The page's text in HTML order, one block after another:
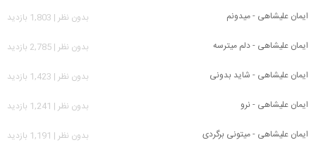
ایمان علیشاهی - میدونم
بدون نظر | 1,803 بازدید
ایمان علیشاهی - دلم میترسه
بدون نظر | 2,785 بازدید
ایمان علیشاهی - شاید بدونی
بدون نظر | 1,423 بازدید
ایمان علیشاهی - نرو
بدون نظر | 1,241 بازدید
ایمان علیشاهی - میتونی برگردی
بدون نظر | 1,191 بازدید